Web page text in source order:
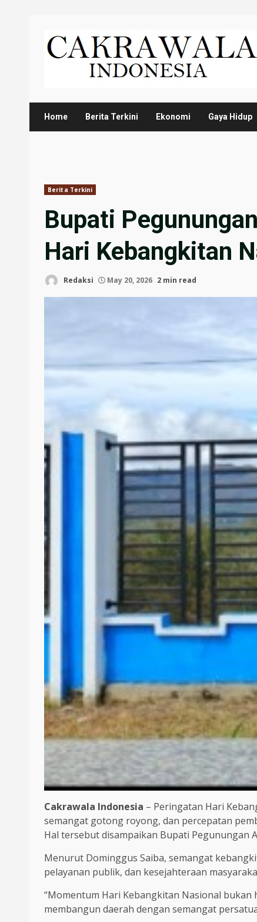
content
Home Berita Terkini Ekonomi Gaya Hidup
Berita Terkini
Bupati
Hari Kebangkitan
Redaksi May 20, 2026 2 min read
Cakrawala Indonesia – Peringatan Hari
semangat gotong royong, dan percepatan
Hal tersebut disampaikan Bupati Pegunungan
Menurut Dominggus Saiba, semangat
pelayanan publik, dan kesejahteraan
“Momentum Hari Kebangkitan Nasional
membangun daerah dengan semangat